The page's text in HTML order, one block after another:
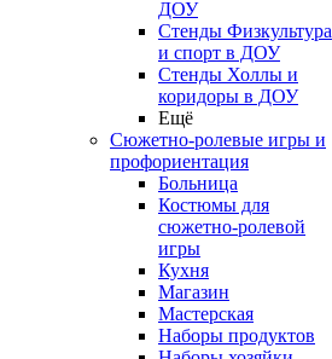
ДОУ
Стенды Физкультура
и спорт в ДОУ
Стенды Холлы и
коридоры в ДОУ
Ещё
Сюжетно-ролевые игры и
профориентация
Больница
Костюмы для
сюжетно-ролевой
игры
Кухня
Магазин
Мастерская
Наборы продуктов